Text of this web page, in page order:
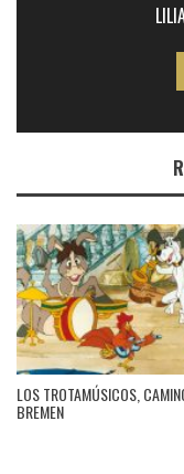
LOS TROTAMÚSICOS,
BREMEN